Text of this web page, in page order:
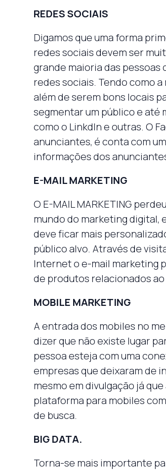
REDES SOCIAIS
Digamos que uma forma
redes sociais devem ser
grande maioria das pessoas
redes sociais. Tendo como
além de serem bons locais
segmentar um público e até
como o Linkdln e outras. O
anunciantes, é conta com
informações dos
E-MAIL MARKETING
O E-MAIL MARKETING
mundo do marketing digital,
deve ficar mais
público alvo. Através de
Internet o e-mail marketing
de produtos relacionados
MOBILE MARKETING
A entrada dos mobiles no
dizer que não existe lugar
pessoa esteja com uma
empresas que deixaram de
mesmo em divulgação já
plataforma para mobiles
de busca.
BIG DATA.
Torna-se mais importante